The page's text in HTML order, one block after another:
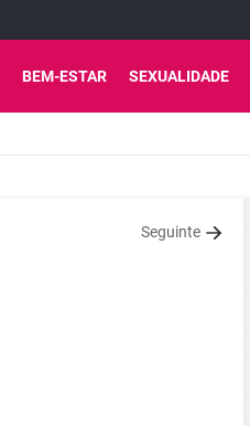
BEM-ESTAR SEXUALIDADE
Seguinte